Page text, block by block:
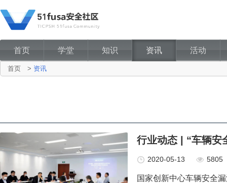
首页 学堂 知识 资讯 活动
首页 > 资讯
行业动态 | “车辆安
2020-05-13 5805
国家创新中心车辆安全